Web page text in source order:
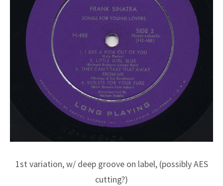
1st variation, w/ deep groove on label, (possibly AES
cutting?)